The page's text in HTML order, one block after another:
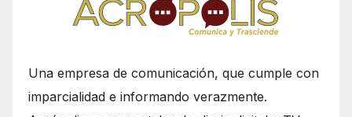
Una empresa de comunicación, que cumple con
imparcialidad e informando verazmente.